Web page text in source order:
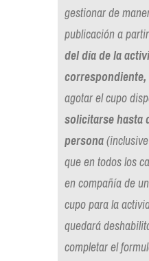
gestionar de
publicación a
del día de la
correspondiente,
agotar el cupo
solicitarse hasta
persona
que en todos los
en compañía de
cupo para la
quedará
completar el